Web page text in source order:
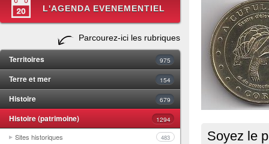
L'AGENDA EVENEMENTIEL
Parcourez-ici les rubriques
Territoires 975
Terre et mer 154
Histoire 679
Histoire (patrimoine) 1294
Sites historiques 483 Soyez le